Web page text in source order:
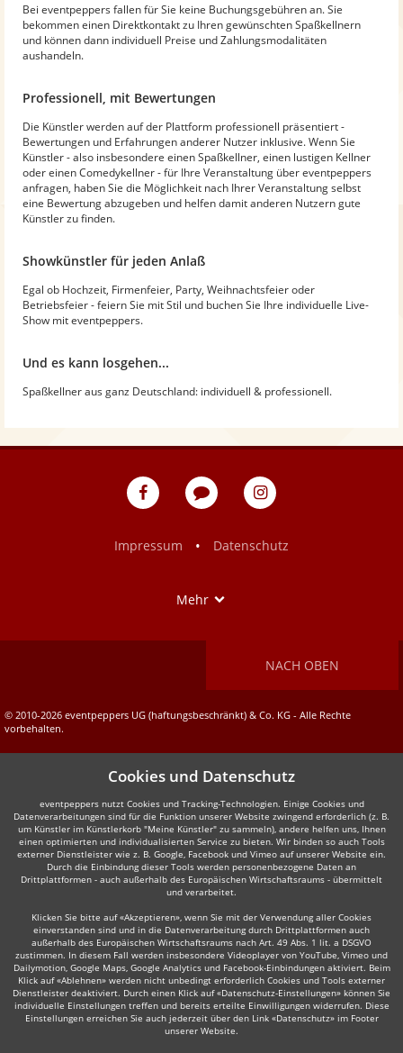
Bei eventpeppers fallen für Sie keine Buchungsgebühren an. Sie
bekommen einen Direktkontakt zu Ihren gewünschten Spaßkellnern
und können dann individuell Preise und Zahlungsmodalitäten
aushandeln.
Professionell, mit Bewertungen
Die Künstler werden auf der Plattform professionell präsentiert -
Bewertungen und Erfahrungen anderer Nutzer inklusive. Wenn Sie
Künstler - also insbesondere einen Spaßkellner, einen lustigen Kellner
oder einen Comedykellner - für Ihre Veranstaltung über eventpeppers
anfragen, haben Sie die Möglichkeit nach Ihrer Veranstaltung selbst
eine Bewertung abzugeben und helfen damit anderen Nutzern gute
Künstler zu finden.
Showkünstler für jeden Anlaß
Egal ob Hochzeit, Firmenfeier, Party, Weihnachtsfeier oder
Betriebsfeier - feiern Sie mit Stil und buchen Sie Ihre individuelle Live-
Show mit eventpeppers.
Und es kann losgehen...
Spaßkellner aus ganz Deutschland: individuell & professionell.
eventpeppers
Blog
eventpeppers
Impressum
• Datenschutz
Mehr
NACH OBEN
© 2010-2026 eventpeppers UG (haftungsbeschränkt) & Co. KG - Alle Rechte
vorbehalten.
Cookies und Datenschutz
eventpeppers nutzt Cookies und Tracking-Technologien. Einige Cookies und
Datenverarbeitungen sind für die Funktion unserer Website zwingend erforderlich (z. B.
um Künstler im Künstlerkorb "Meine Künstler" zu sammeln), andere helfen uns, Ihnen
einen optimierten und individualisierten Service zu bieten. Wir binden so auch Tools
externer Dienstleister wie z. B. Google, Facebook und Vimeo auf unserer Website ein.
Durch die Einbindung dieser Tools werden personenbezogene Daten an
Drittplattformen - auch außerhalb des Europäischen Wirtschaftsraums - übermittelt
und verarbeitet.
Klicken Sie bitte auf «Akzeptieren», wenn Sie mit der Verwendung aller Cookies
einverstanden sind und in die Datenverarbeitung durch Drittplattformen auch
außerhalb des Europäischen Wirtschaftsraums nach Art. 49 Abs. 1 lit. a DSGVO
zustimmen. In diesem Fall werden insbesondere Videoplayer von YouTube, Vimeo und
Dailymotion, Google Maps, Google Analytics und Facebook-Einbindungen aktiviert. Beim
Klick auf «Ablehnen» werden nicht unbedingt erforderlich Cookies und Tools externer
Dienstleister deaktiviert. Durch einen Klick auf «Datenschutz-Einstellungen» können Sie
individuelle Einstellungen treffen und bereits erteilte Einwilligungen widerrufen. Diese
Einstellungen erreichen Sie auch jederzeit über den Link «Datenschutz» im Footer
unserer Website.